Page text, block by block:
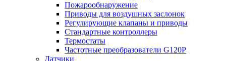
Пожарообнаружение
Приводы для воздушных заслонок
Регулирующие клапаны и приводы
Стандартные контроллеры
Термостаты
Частотные преобразователи G120P
Датчики